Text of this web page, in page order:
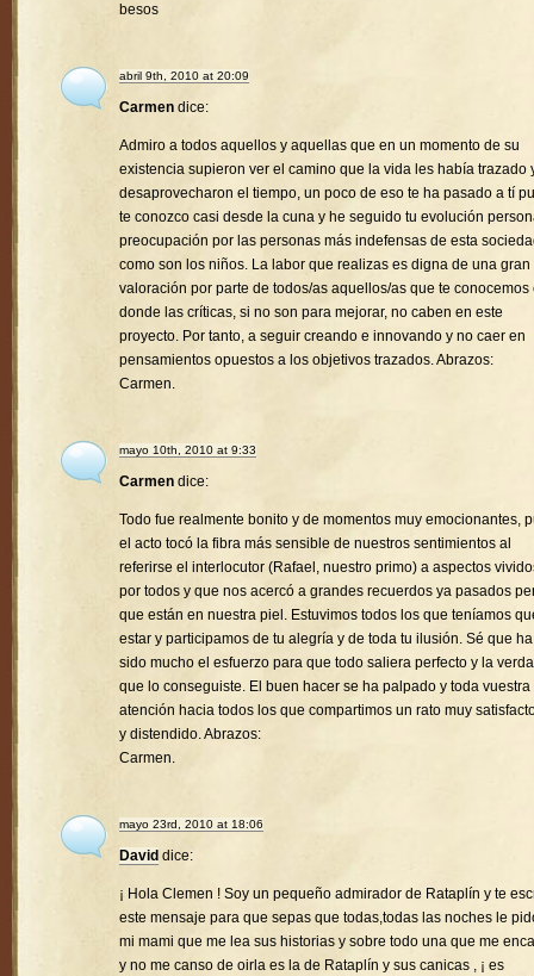
besos
abril 9th, 2010 at 20:09
Carmen dice:
Admiro a todos aquellos y aquellas que en un momento de su
existencia supieron ver el camino que la vida les había trazado
desaprovecharon el tiempo, un poco de eso te ha pasado a tí
te conozco casi desde la cuna y he seguido tu evolución
preocupación por las personas más indefensas de esta
como son los niños. La labor que realizas es digna de una gran
valoración por parte de todos/as aquellos/as que te conocemos
donde las críticas, si no son para mejorar, no caben en este
proyecto. Por tanto, a seguir creando e innovando y no caer en
pensamientos opuestos a los objetivos trazados. Abrazos:
Carmen.
mayo 10th, 2010 at 9:33
Carmen dice:
Todo fue realmente bonito y de momentos muy emocionantes,
el acto tocó la fibra más sensible de nuestros sentimientos al
referirse el interlocutor (Rafael, nuestro primo) a aspectos
por todos y que nos acercó a grandes recuerdos ya pasados
que están en nuestra piel. Estuvimos todos los que teníamos
estar y participamos de tu alegría y de toda tu ilusión. Sé que ha
sido mucho el esfuerzo para que todo saliera perfecto y la
que lo conseguiste. El buen hacer se ha palpado y toda vuestra
atención hacia todos los que compartimos un rato muy
y distendido. Abrazos:
Carmen.
mayo 23rd, 2010 at 18:06
David dice:
¡ Hola Clemen ! Soy un pequeño admirador de Rataplín y te
este mensaje para que sepas que todas,todas las noches le
mi mami que me lea sus historias y sobre todo una que me
y no me canso de oirla es la de Rataplín y sus canicas , ¡ es